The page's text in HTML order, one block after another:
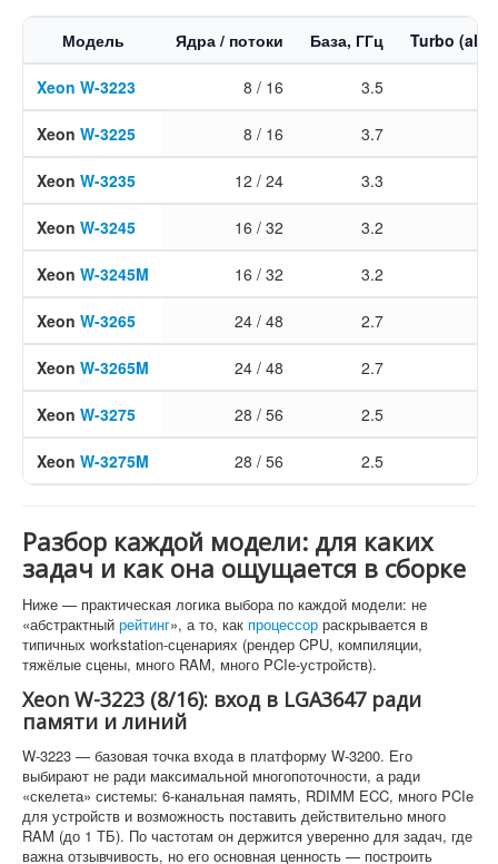
Модель Ядра / потоки База, ГГц Turbo (all-
Xeon W-3223 8 / 16 3.5
Xeon W-3225 8 / 16 3.7
Xeon W-3235 12 / 24 3.3
Xeon W-3245 16 / 32 3.2
Xeon W-3245M 16 / 32 3.2
Xeon W-3265 24 / 48 2.7
Xeon W-3265M 24 / 48 2.7
Xeon W-3275 28 / 56 2.5
Xeon W-3275M 28 / 56 2.5
Разбор каждой модели: для каких
задач и как она ощущается в сборке
Ниже — практическая логика выбора по каждой модели: не
«абстрактный рейтинг», а то, как процессор раскрывается в
типичных workstation-сценариях (рендер CPU, компиляции,
тяжёлые сцены, много RAM, много PCIe-устройств).
Xeon W-3223 (8/16): вход в LGA3647 ради
памяти и линий
W-3223 — базовая точка входа в платформу W-3200. Его
выбирают не ради максимальной многопоточности, а ради
«скелета» системы: 6-канальная память, RDIMM ECC, много PCIe
для устройств и возможность поставить действительно много
RAM (до 1 ТБ). По частотам он держится уверенно для задач, где
важна отзывчивость, но его основная ценность — построить